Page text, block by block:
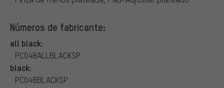
Números de fabricante:
all black:
PC048ALLBLACKSP
black:
PC048BLACKSP